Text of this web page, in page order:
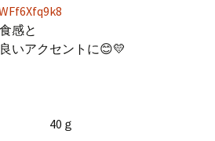
感と
いアクセントに😊💛
子 40ｇ